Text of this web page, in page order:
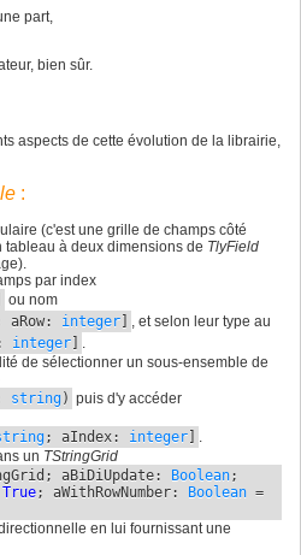
part,
bien sûr.
aspects de cette évolution de la librairie,
:
(c'est une grille de champs côté
à deux dimensions de TlyField
par index
ou nom
aRow: integer] , et selon leur type au
integer] .
de sélectionner un sous-ensemble de
string) puis d'y accéder
; aIndex: integer] .
un TStringGrid
aBiDiUpdate: Boolean;
True; aWithRowNumber: Boolean =
en lui fournissant une